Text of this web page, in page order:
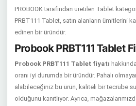
PROBOOK tarafından üretilen Tablet
PRBT111 Tablet, satın alanların ümitlerini
edinen bir üründür.
Probook PRBT111 Tablet
Probook PRBT111 Tablet fiyatı
oranı iyi durumda bir üründür. Pahalı
alabileceğiniz bu ürün, kaliteli bir tecrübe
olduğunu kanıtlıyor. Ayrıca,